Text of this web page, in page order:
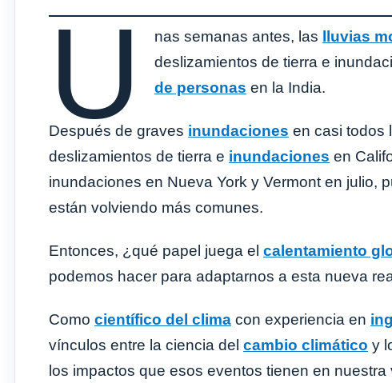
U nas semanas antes, las lluvias
deslizamientos de tierra e
de personas en la India.
Después de graves inundaciones en casi todos
deslizamientos de tierra e inundaciones en
inundaciones en Nueva York y Vermont en julio,
están volviendo más comunes.
Entonces, ¿qué papel juega el calentamiento
podemos hacer para adaptarnos a esta nueva
Como científico del clima con experiencia en
vínculos entre la ciencia del cambio climático y
los impactos que esos eventos tienen en